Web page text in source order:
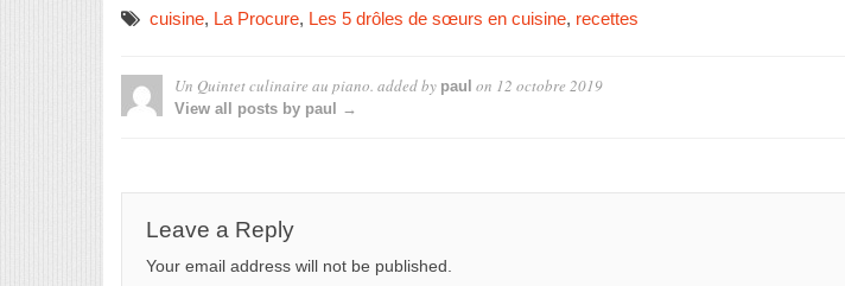
cuisine, La Procure, Les 5 drôles de sœurs en cuisine, recettes
Un Quintet culinaire au piano. added by paul on 12 octobre 2019
View all posts by paul →
Leave a Reply
Your email address will not be published.